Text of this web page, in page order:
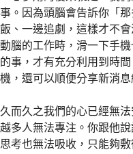
事。因為頭腦會告訴你「
飯、一邊追劇，這樣才不
動腦的工作時，滑一下手
的事，才有充分利用到時
機，還可以順便分享新消息
久而久之我們的心已經無
越多人無法專注。你跟他
思考也無法吸收，只能夠